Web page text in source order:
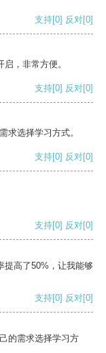
支持[0] 反对[0]
，非常方便。
支持[0] 反对[0]
求选择学习方式。
支持[0] 反对[0]
支持[0] 反对[0]
提高了50%，让我能够
支持[0] 反对[0]
的需求选择学习方